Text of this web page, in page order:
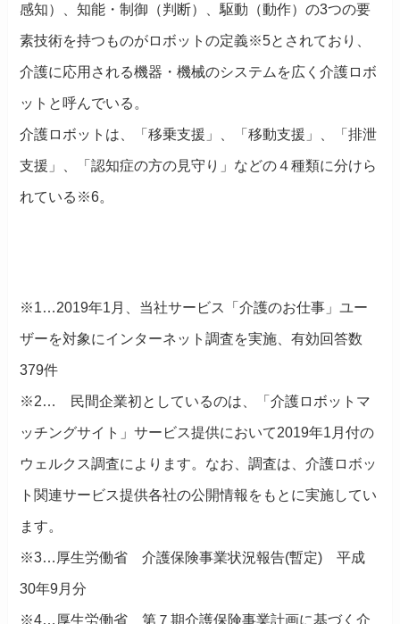
感知）、知能・制御（判断）、駆動（動作）の3つの要
素技術を持つものがロボットの定義※5とされており、
介護に応用される機器・機械のシステムを広く介護ロボ
ットと呼んでいる。
介護ロボットは、「移乗支援」、「移動支援」、「排泄
支援」、「認知症の方の見守り」などの４種類に分けら
れている※6。
※1…2019年1月、当社サービス「介護のお仕事」ユー
ザーを対象にインターネット調査を実施、有効回答数
379件
※2… 民間企業初としているのは、「介護ロボットマ
ッチングサイト」サービス提供において2019年1月付の
ウェルクス調査によります。なお、調査は、介護ロボッ
ト関連サービス提供各社の公開情報をもとに実施してい
ます。
※3…厚生労働省 介護保険事業状況報告(暫定) 平成
30年9月分
※4…厚生労働省 第７期介護保険事業計画に基づく介